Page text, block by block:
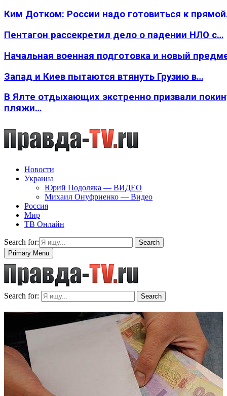
Ким Дотком: России надо готовиться к
Пентагон рассекретил дело о падении НЛО с…
Начальная военная подготовка и новый
Запад и Киев пытаются втянуть Грузию в…
В Ялте отдыхающих экстренно призвали
пляжи…
Новости
Украина
Юрий Подоляка — ВИДЕО
Михаил Онуфриенко — Видео
Россия
Мир
ТВ Онлайн
Search for:
Search
Primary Menu
Search for: Search